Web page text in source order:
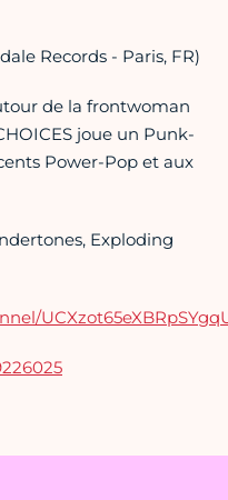
Records - Paris, FR)
de la frontwoman
joue un Punk-
Power-Pop et aux
Exploding